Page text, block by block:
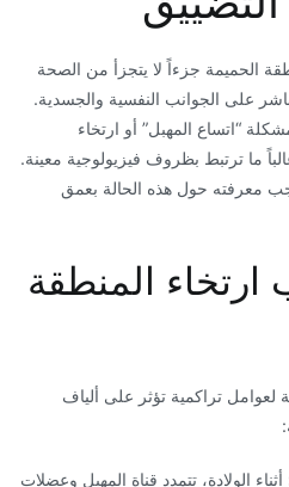
الحميمة جزءاً لا يتجزأ من الصحة
على الجوانب النفسية والجسدية.
“اتساع المهبل” أو ارتخاء
ما ترتبط بظروف فيزيولوجية معينة.
معرفته حول هذه الحالة بعمق
ارتخاء المنطقة
لعوامل تراكمية تؤثر على ألياف
أثناء الولادة، تتمدد قناة المهبل وعضلات